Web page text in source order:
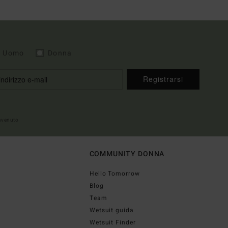
Registrarsi
COMMUNITY DONNA
Hello Tomorrow
Blog
Team
Wetsuit guida
Wetsuit Finder